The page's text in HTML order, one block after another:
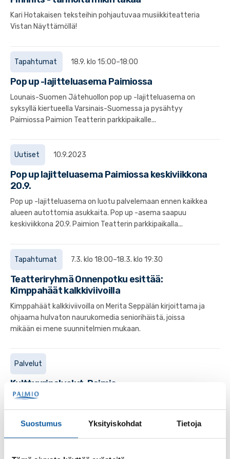
Suostumus Yksityiskohdat Tietoja
Kari Hotakaisen teksteihin pohjautuvaa musiikkiteatteria
Vistan Näyttämöllä!
Tapahtumat 18.9. klo 15:00–18:00
Pop up -lajitteluasema Paimiossa
Lounais-Suomen Jätehuollon pop up -lajitteluasema on
syksyllä kiertueella Varsinais-Suomessa ja pysähtyy
Paimiossa Paimion Teatterin parkkipaikalle...
Uutiset 10.9.2023
Pop up lajitteluasema Paimiossa keskiviikkona
20.9.
Pop up -lajitteluasema on luotu palvelemaan ennen kaikkea
alueen autottomia asukkaita. Pop up -asema saapuu
keskiviikkona 20.9. Paimion Teatterin parkkipaikalla...
Tapahtumat 7.3. klo 18:00–18.3. klo 19:30
Teatteriryhmä Onnenpotku esittää:
Kimppahäät kalkkiviivoilla
Kimppahäät kalkkiviivoilla on Merita Seppälän kirjoittama ja
ohjaama hulvaton naurukomedia seniorihäistä, joissa
mikään ei mene suunnitelmien mukaan.
Palvelut
Kulttuuripalvelut, Paimio
Paimiossa on vilkas ja monipuolinen kulttuurielämä.
Musikaalit kautta aikojen -esitykset